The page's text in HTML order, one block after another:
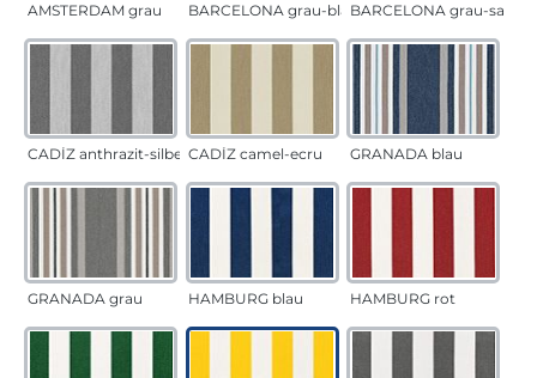
AMSTERDAM grau BARCELONA grau-blauBARCELONA grau-sand
CADÍZ anthrazit-silber CADÍZ camel-ecru GRANADA blau
GRANADA grau HAMBURG blau HAMBURG rot